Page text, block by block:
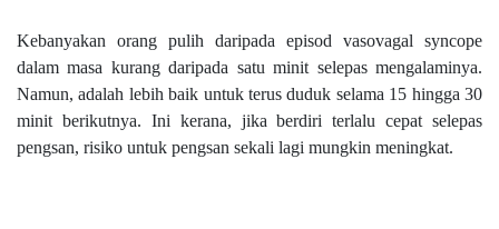
Kebanyakan orang pulih daripada episod vasovagal syncope
dalam masa kurang daripada satu minit selepas mengalaminya.
Namun, adalah lebih baik untuk terus duduk selama 15 hingga 30
minit berikutnya. Ini kerana, jika berdiri terlalu cepat selepas
pengsan, risiko untuk pengsan sekali lagi mungkin meningkat.